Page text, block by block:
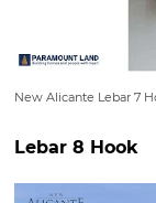
New Alicante Lebar 7
Lebar 8 Hook